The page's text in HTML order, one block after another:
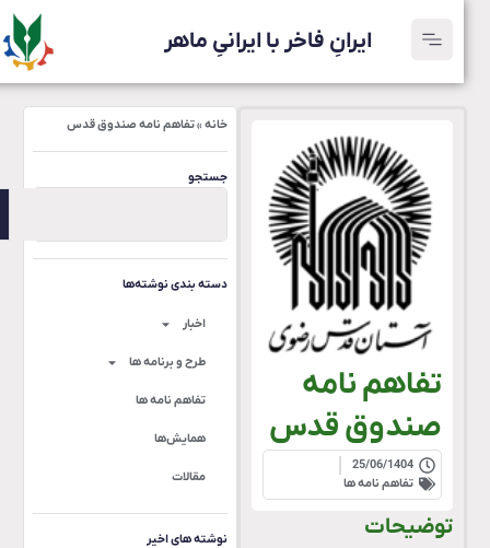
ایرانِ فاخر با ایرانیِ ماهر
تفاهم نامه
صندوق قدس
25/06/1404
تفاهم نامه ها
توضیحات
»تفاهم نامه صندوق قدس
جستجو
دسته بندی نوشته‌ها
طرح و برنامه ها
تفاهم نامه ها
همایش‌ها
مقالات
نوشته های اخیر